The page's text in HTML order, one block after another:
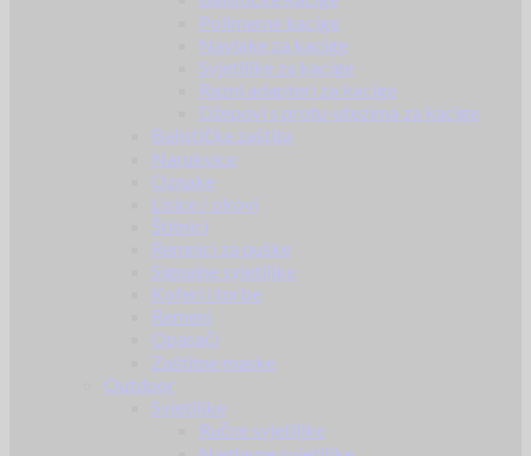
Polimerne kacige
Navlake za kacige
Svjetiljke za kacige
Razni adapteri za kacige
Džepovi s protu-utezima za kacige
Balistička zaštita
Narukvice
Oznake
Lisice / okovi
Štitnici
Remnici za puške
Signalne svjetiljke
Koferi i torbe
Remeni
Opasači
Zaštitne maske
Outdoor
Svjetiljke
Ručne svjetiljke